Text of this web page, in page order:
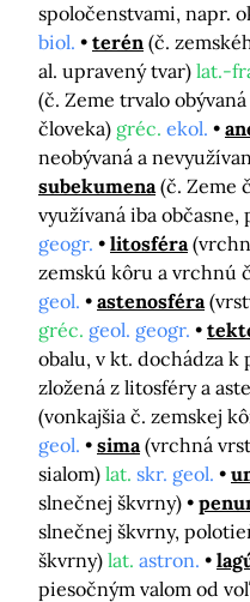
spoločenstvami, napr.
biol.
terén (č.
al. upravený tvar) lat.-
(č. Zeme trvalo
človeka) gréc. ekol.
neobývaná a
subekumena (č. Zeme
využívaná iba
geogr.
litosféra
zemskú kôru a vrchnú
geol.
astenosféra
gréc. geol. geogr.
obalu, v kt. dochádza
zložená z litosféry a
(vonkajšia č. zemskej
geol.
sima (vrchná
sialom) lat. skr. geol.
slnečnej škvrny)
slnečnej škvrny,
škvrny) lat. astron.
piesočným valom od